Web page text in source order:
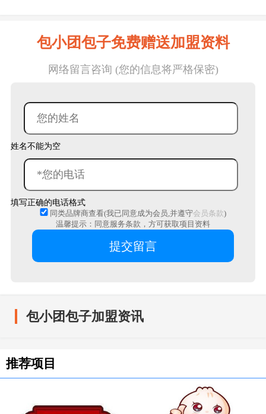
包小团包子免费赠送加盟资料
网络留言咨询 (您的信息将严格保密)
姓名不能为空
填写正确的电话格式
同类品牌商查看(我已同意成为会员,并遵守会员条款)
温馨提示：同意服务条款，方可获取项目资料
包小团包子加盟资讯
推荐项目